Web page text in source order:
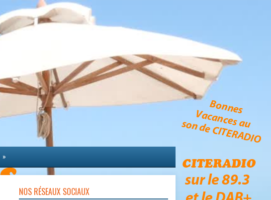
»
NOS RÉSEAUX SOCIAUX